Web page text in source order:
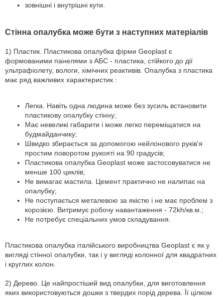
зовнішні і внутрішні кути.
Стінна опалубка може бути з наступних матеріалів
1) Пластик. Пластикова опалубка фірми Geoplast є
формованими панелями з АБС - пластика, стійкого до дії
ультрафіолету, вологи, хімічних реактивів. Опалубка з пластика
має ряд важливих характеристик :
Легка. Навіть одна людина може без зусиль встановити
пластикову опалубку стінну;
Має невеликі габарити і може легко переміщатися на
будмайданчику;
Швидко збирається за допомогою нейлонового руків'я
простим поворотом рукояті на 90 градусів;
Пластикова опалубка Geoplast може застосовуватися не
менше 100 циклів;
Не вимагає мастила. Цемент практично не налипає на
опалубку;
Не поступається металевою за якістю і не має проблем з
корозією. Витримує робочу навантаження - 72kh/кв.м.;
Не потребує спеціальних умов складування.
Пластикова опалубка італійського виробництва Geoplast є як у
вигляді стінної опалубки, так і у вигляді колонної для квадратних
і круглих колон.
2) Дерево. Це найпростіший вид опалубки, для виготовлення
яких використовуються дошки з твердих порід дерева. Її цілком